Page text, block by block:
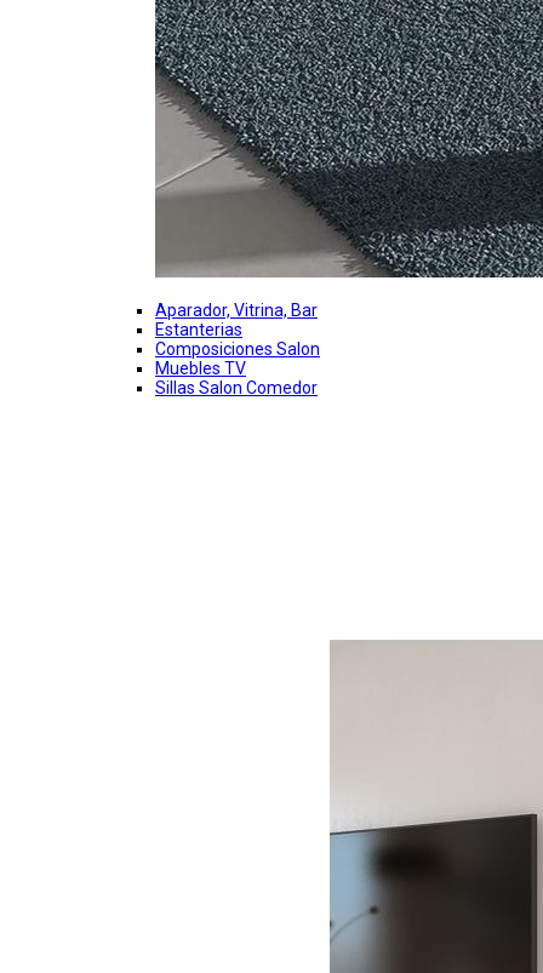
Aparador, Vitrina, Bar
Estanterias
Composiciones Salon
Muebles TV
Sillas Salon Comedor